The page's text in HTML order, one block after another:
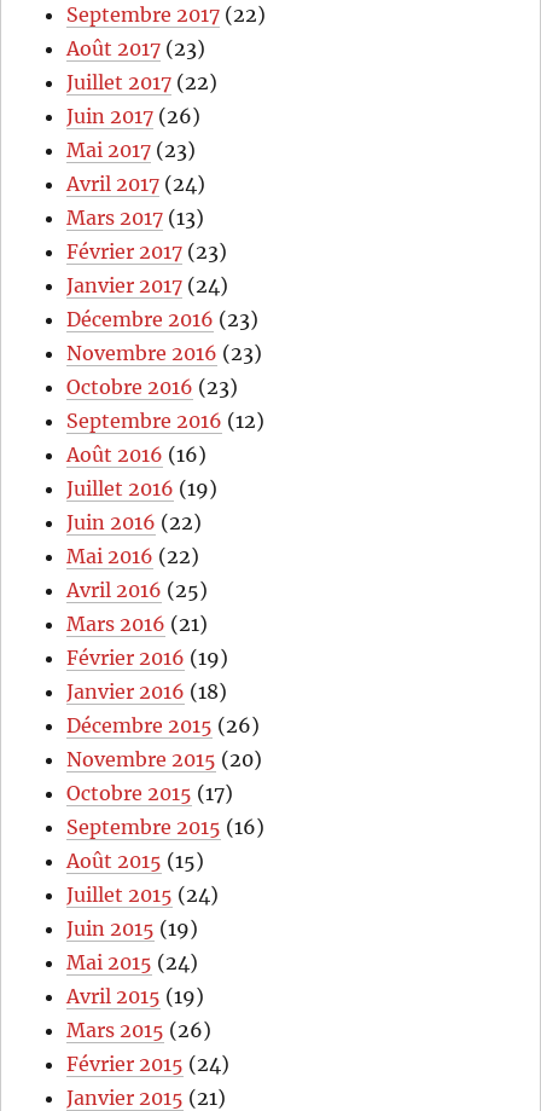
Septembre 2017 (22)
Août 2017 (23)
Juillet 2017 (22)
Juin 2017 (26)
Mai 2017 (23)
Avril 2017 (24)
Mars 2017 (13)
Février 2017 (23)
Janvier 2017 (24)
Décembre 2016 (23)
Novembre 2016 (23)
Octobre 2016 (23)
Septembre 2016 (12)
Août 2016 (16)
Juillet 2016 (19)
Juin 2016 (22)
Mai 2016 (22)
Avril 2016 (25)
Mars 2016 (21)
Février 2016 (19)
Janvier 2016 (18)
Décembre 2015 (26)
Novembre 2015 (20)
Octobre 2015 (17)
Septembre 2015 (16)
Août 2015 (15)
Juillet 2015 (24)
Juin 2015 (19)
Mai 2015 (24)
Avril 2015 (19)
Mars 2015 (26)
Février 2015 (24)
Janvier 2015 (21)